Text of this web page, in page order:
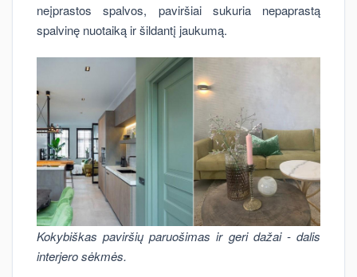
neįprastos spalvos, paviršiai sukuria nepaprastą
spalvinę nuotaiką ir šildantį jaukumą.
Kokybiškas paviršių paruošimas ir geri dažai - dalis
interjero sėkmės.